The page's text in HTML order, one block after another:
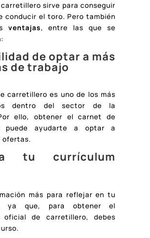
carretillero sirve para conseguir
conducir el toro. Pero también
ventajas, entre las que se
de optar a más
de trabajo
carretillero es uno de los más
dentro del sector de la
ello, obtener el carnet de
puede ayudarte a optar a
ofertas.
tu currículum
más para reflejar en tu
ya que, para obtener el
oficial de carretillero, debes